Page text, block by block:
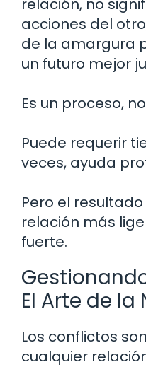
relación, no
acciones del
de la amargura
un futuro mejor
Es un proceso,
Puede requerir
veces, ayuda
Pero el
relación más
fuerte.
El Arte de
Los conflictos
cualquier